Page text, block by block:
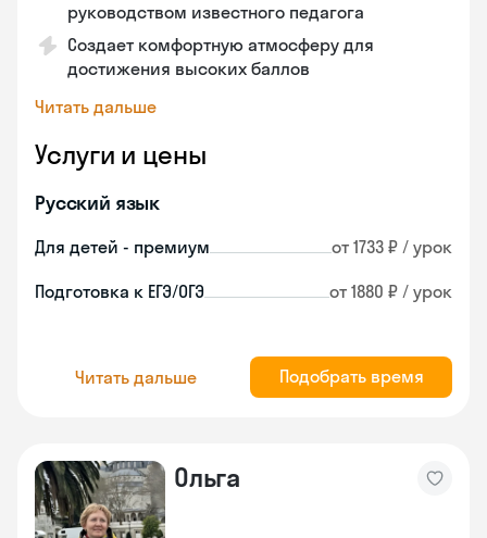
руководством известного педагога
Создает комфортную атмосферу для
достижения высоких баллов
Читать дальше
Услуги и цены
Русский язык
Для детей - премиум от 1733 ₽ / урок
Подготовка к ЕГЭ/ОГЭ от 1880 ₽ / урок
Читать дальше Подобрать время
Ольга